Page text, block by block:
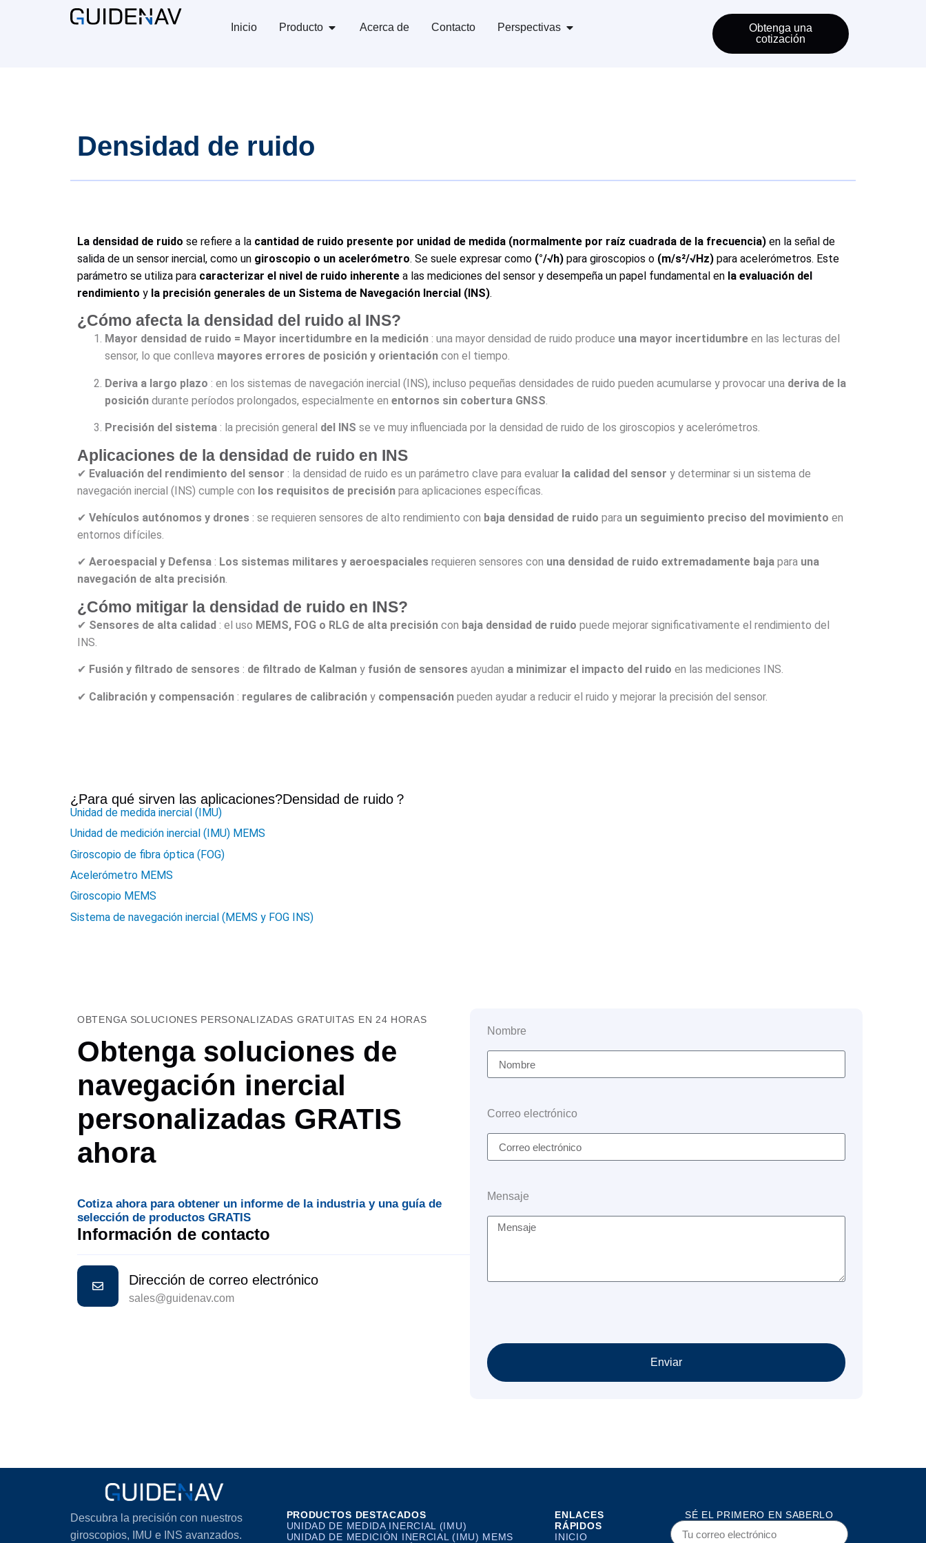
Inicio Producto Acerca de Contacto Perspectivas
Obtenga una
cotización
Densidad de ruido
La densidad de ruido se refiere a la cantidad de ruido presente por unidad de medida (normalmente por raíz cuadrada de la frecuencia) en la señal de
salida de un sensor inercial, como un giroscopio o un acelerómetro. Se suele expresar como (°/√h) para giroscopios o (m/s²/√Hz) para acelerómetros. Este
parámetro se utiliza para caracterizar el nivel de ruido inherente a las mediciones del sensor y desempeña un papel fundamental en la evaluación del
rendimiento y la precisión generales de un Sistema de Navegación Inercial (INS).
¿Cómo afecta la densidad del ruido al INS?
Mayor densidad de ruido = Mayor incertidumbre en la medición : una mayor densidad de ruido produce una mayor incertidumbre en las lecturas del
sensor, lo que conlleva mayores errores de posición y orientación con el tiempo.
Deriva a largo plazo : en los sistemas de navegación inercial (INS), incluso pequeñas densidades de ruido pueden acumularse y provocar una deriva de la
posición durante períodos prolongados, especialmente en entornos sin cobertura GNSS
Precisión del sistema : la precisión general del INS se ve muy influenciada por la densidad de ruido de los giroscopios y acelerómetros.
Aplicaciones de la densidad de ruido en INS
✔ Evaluación del rendimiento del sensor : la densidad de ruido es un parámetro clave para evaluar la calidad del sensor y determinar si un sistema de
navegación inercial (INS) cumple con los requisitos de precisión para aplicaciones específicas.
✔ Vehículos autónomos y drones : se requieren sensores de alto rendimiento con baja densidad de ruido para un seguimiento preciso del movimiento en
entornos difíciles.
✔ Aeroespacial y Defensa : Los sistemas militares y aeroespaciales requieren sensores con una densidad de ruido extremadamente baja para una
navegación de alta precisión.
¿Cómo mitigar la densidad de ruido en INS?
✔ Sensores de alta calidad : el uso MEMS, FOG o RLG de alta precisión con baja densidad de ruido puede mejorar significativamente el rendimiento del
INS.
✔ Fusión y filtrado de sensores : de filtrado de Kalman y fusión de sensores ayudan a minimizar el impacto del ruido en las mediciones INS.
✔ Calibración y compensación : regulares de calibración y compensación pueden ayudar a reducir el ruido y mejorar la precisión del sensor.
¿Para qué sirven las aplicaciones?Densidad de ruido ？
Unidad de medida inercial (IMU)
Unidad de medición inercial (IMU) MEMS
Giroscopio de fibra óptica (FOG)
Acelerómetro MEMS
Giroscopio MEMS
Sistema de navegación inercial (MEMS y FOG INS)
OBTENGA SOLUCIONES PERSONALIZADAS GRATUITAS EN 24 HORAS
Obtenga soluciones de
navegación inercial
personalizadas GRATIS
ahora
Cotiza ahora para obtener un informe de la industria y una guía de
selección de productos GRATIS
Información de contacto
Dirección de correo electrónico
sales@guidenav.com
Nombre
Correo electrónico
Mensaje
Enviar
Descubra la precisión con nuestros
giroscopios, IMU e INS avanzados.
PRODUCTOS DESTACADOS
UNIDAD DE MEDIDA INERCIAL (IMU)
UNIDAD DE MEDICIÓN INERCIAL (IMU) MEMS
ENLACES
RÁPIDOS
INICIO
SÉ EL PRIMERO EN SABERLO